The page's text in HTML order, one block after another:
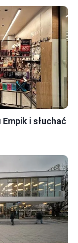
i słuchać